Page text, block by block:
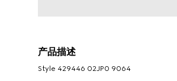
产品描述
Style ‎429446 02JP0 9064